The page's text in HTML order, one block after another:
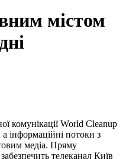
містом
інформаційні потоки з
медіа. Пряму
телеканал Київ